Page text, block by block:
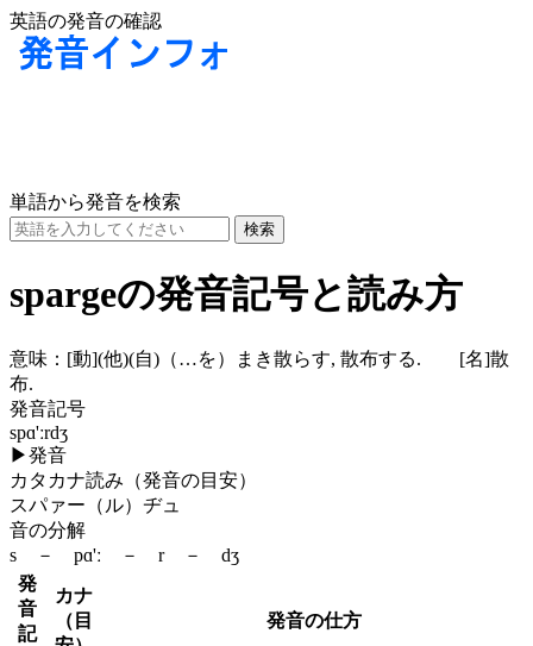
英語の発音の確認
単語から発音を検索
spargeの発音記号と読み方
意味： [動](他)(自) （…を）まき散らす, 散布する. [名]散
布.
発音記号
spɑ'ːrdʒ
▶発音
カタカナ読み（発音の目安）
スパァー（ル）ヂュ
音の分解
s － pɑ'ː － r － dʒ
発
音
記
カナ
（目
発音の仕方